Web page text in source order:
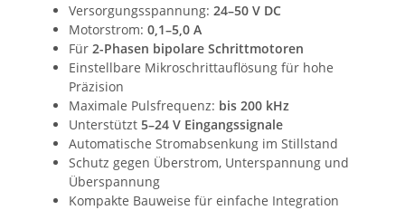
Versorgungsspannung: 24–50 V DC
Motorstrom: 0,1–5,0 A
Für 2-Phasen bipolare Schrittmotoren
Einstellbare Mikroschrittauflösung für hohe
Präzision
Maximale Pulsfrequenz: bis 200 kHz
Unterstützt 5–24 V Eingangssignale
Automatische Stromabsenkung im Stillstand
Schutz gegen Überstrom, Unterspannung und
Überspannung
Kompakte Bauweise für einfache Integration